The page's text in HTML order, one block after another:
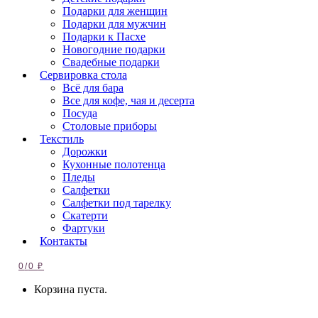
Подарки для женщин
Подарки для мужчин
Подарки к Пасхе
Новогодние подарки
Свадебные подарки
Сервировка стола
Всё для бара
Все для кофе, чая и десерта
Посуда
Столовые приборы
Текстиль
Дорожки
Кухонные полотенца
Пледы
Салфетки
Салфетки под тарелку
Скатерти
Фартуки
Контакты
0/0₽
Корзина пуста.